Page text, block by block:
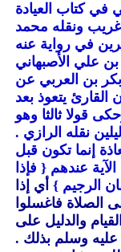
في كتاب العيادة
ونقله محمد
في رواية عنه
علي الأصبهاني
بن العربي عن
يتعوذ بعد
قولا ثالثا وهو
نقله الرازي .
إنما تكون قبل
عندهم { فإذا
الرجيم } أي إذا
الصلاة فاغسلوا
والدليل على
وسلم بذلك .